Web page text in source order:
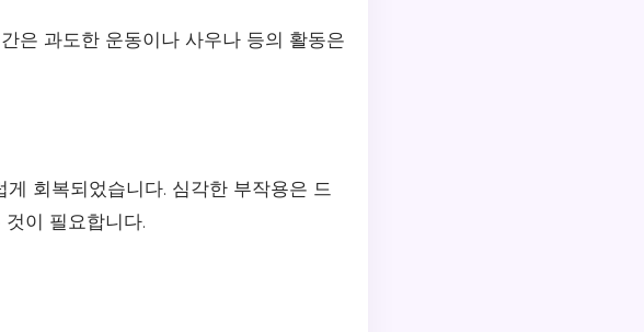
은 과도한 운동이나 사우나 등의 활동은
회복되었습니다. 심각한 부작용은 드
이 필요합니다.